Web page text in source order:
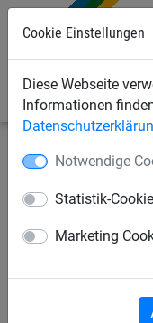
Cookie Einstellungen
Diese Webseite
Informationen
Notwendige
Statistik-
Marketing
Industrienetze
stark,